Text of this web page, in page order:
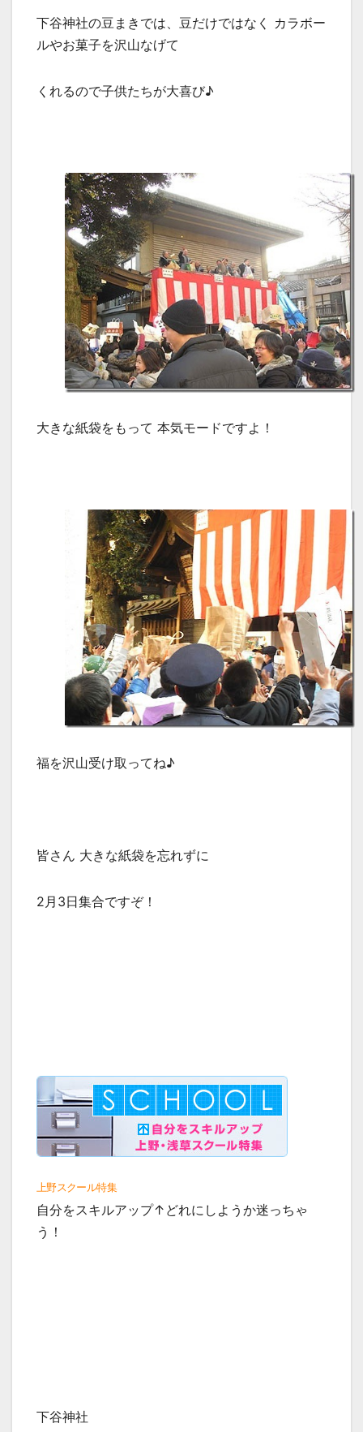
下谷神社の豆まきでは、豆だけではなく カラボー
ルやお菓子を沢山なげて
くれるので子供たちが大喜び♪
大きな紙袋をもって 本気モードですよ！
福を沢山受け取ってね♪
皆さん 大きな紙袋を忘れずに
2月3日集合ですぞ！
上野スクール特集
自分をスキルアップ↑どれにしようか迷っちゃ
う！
下谷神社